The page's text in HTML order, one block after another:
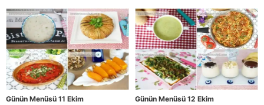
Günün Menüsü 11 Ekim Günün Menüsü 12 Ekim